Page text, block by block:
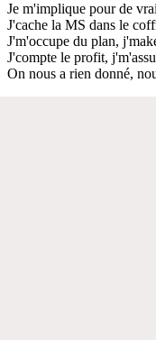
Je m'implique pour de
J'cache la MS dans le
J'm'occupe du plan,
J'compte le profit,
On nous a rien donné,